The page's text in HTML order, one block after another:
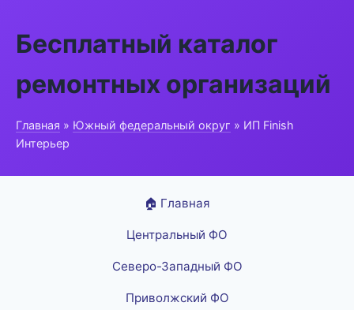
Бесплатный каталог
ремонтных организаций
Главная » Южный федеральный округ » ИП Finish
Интерьер
🏠 Главная
Центральный ФО
Северо-Западный ФО
Приволжский ФО